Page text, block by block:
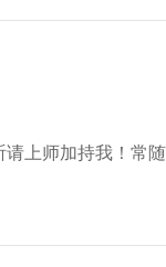
上师加持我！常